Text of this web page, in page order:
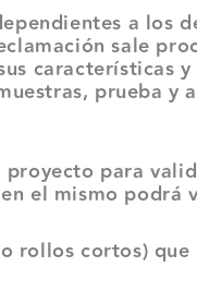
a los
sale
prueba y
para
el mismo podrá
cortos) que